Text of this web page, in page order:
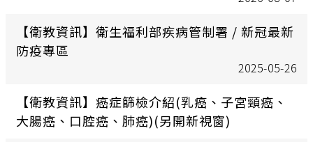
【衛教資訊】衛生福利部疾病管制署 / 新冠最新
防疫專區
2025-05-26
【衛教資訊】癌症篩檢介紹(乳癌、子宮頸癌、
大腸癌、口腔癌、肺癌)(另開新視窗)